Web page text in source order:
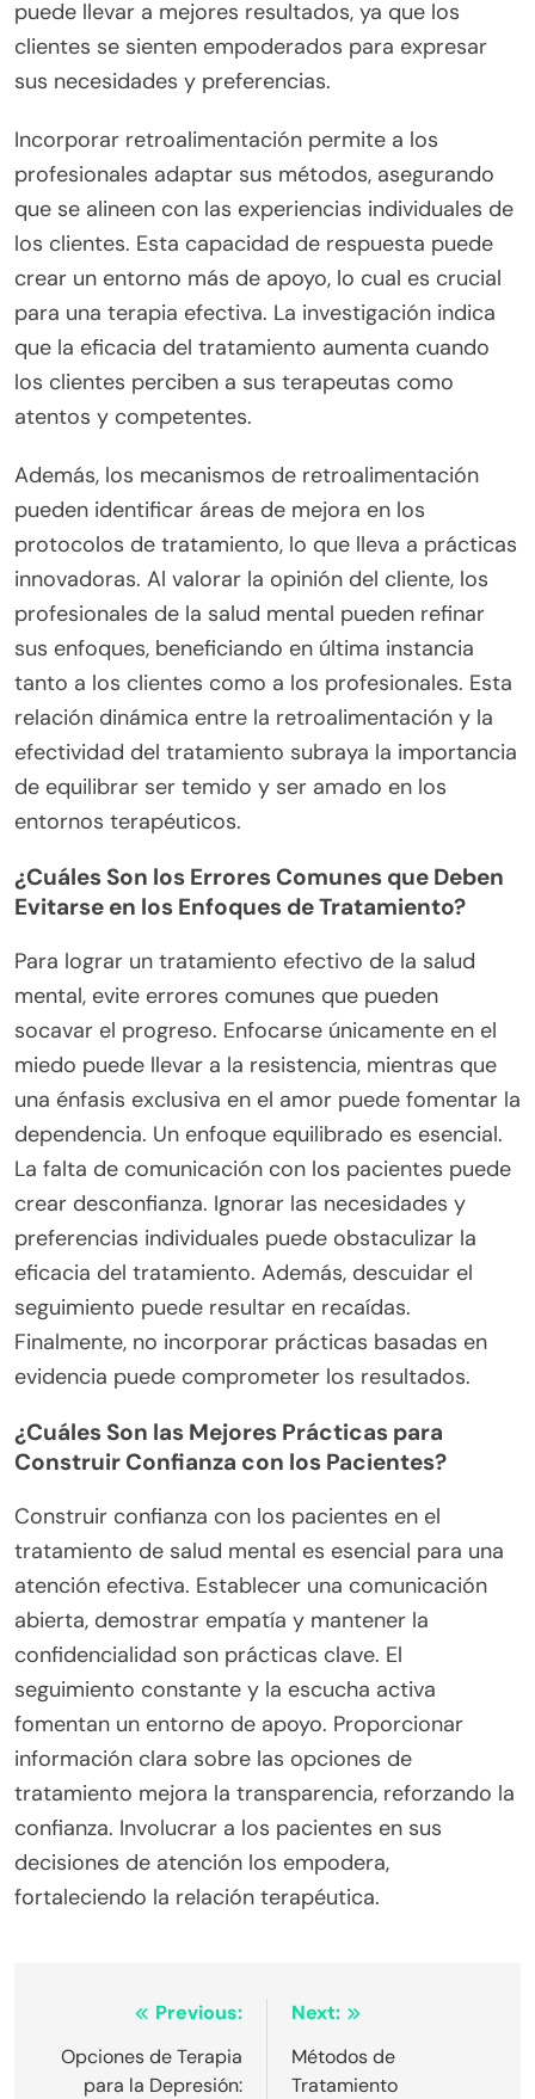
puede llevar a mejores resultados, ya que los
clientes se sienten empoderados para expresar
sus necesidades y preferencias.
Incorporar retroalimentación permite a los
profesionales adaptar sus métodos, asegurando
que se alineen con las experiencias individuales de
los clientes. Esta capacidad de respuesta puede
crear un entorno más de apoyo, lo cual es crucial
para una terapia efectiva. La investigación indica
que la eficacia del tratamiento aumenta cuando
los clientes perciben a sus terapeutas como
atentos y competentes.
Además, los mecanismos de retroalimentación
pueden identificar áreas de mejora en los
protocolos de tratamiento, lo que lleva a prácticas
innovadoras. Al valorar la opinión del cliente, los
profesionales de la salud mental pueden refinar
sus enfoques, beneficiando en última instancia
tanto a los clientes como a los profesionales. Esta
relación dinámica entre la retroalimentación y la
efectividad del tratamiento subraya la importancia
de equilibrar ser temido y ser amado en los
entornos terapéuticos.
¿Cuáles Son los Errores Comunes que Deben
Evitarse en los Enfoques de Tratamiento?
Para lograr un tratamiento efectivo de la salud
mental, evite errores comunes que pueden
socavar el progreso. Enfocarse únicamente en el
miedo puede llevar a la resistencia, mientras que
una énfasis exclusiva en el amor puede fomentar la
dependencia. Un enfoque equilibrado es esencial.
La falta de comunicación con los pacientes puede
crear desconfianza. Ignorar las necesidades y
preferencias individuales puede obstaculizar la
eficacia del tratamiento. Además, descuidar el
seguimiento puede resultar en recaídas.
Finalmente, no incorporar prácticas basadas en
evidencia puede comprometer los resultados.
¿Cuáles Son las Mejores Prácticas para
Construir Confianza con los Pacientes?
Construir confianza con los pacientes en el
tratamiento de salud mental es esencial para una
atención efectiva. Establecer una comunicación
abierta, demostrar empatía y mantener la
confidencialidad son prácticas clave. El
seguimiento constante y la escucha activa
fomentan un entorno de apoyo. Proporcionar
información clara sobre las opciones de
tratamiento mejora la transparencia, reforzando la
confianza. Involucrar a los pacientes en sus
decisiones de atención los empodera,
fortaleciendo la relación terapéutica.
navigation
Previous:
Opciones de Terapia
para la Depresión:
Next:
Métodos de
Tratamiento